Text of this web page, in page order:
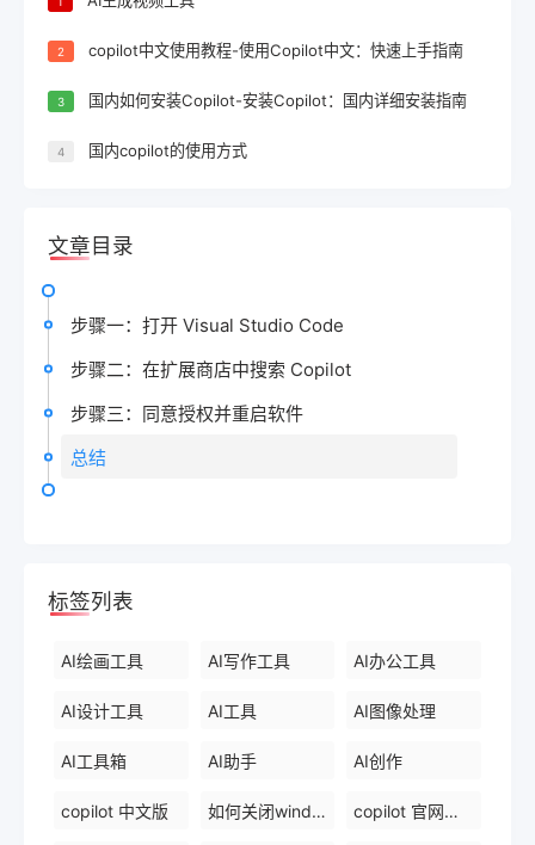
2 copilot中文使用教程-使用Copilot中文：快速上手指南
3 国内如何安装Copilot-安装Copilot：国内详细安装指南
4 国内copilot的使用方式
文章目录
步骤一：打开 Visual Studio Code
步骤二：在扩展商店中搜索 Copilot
步骤三：同意授权并重启软件
总结
标签列表
AI绘画工具 AI写作工具 AI办公工具
AI设计工具 AI工具 AI图像处理
AI工具箱 AI助手 AI创作
copilot 中文版 如何关闭windows 中的 copilot copilot 官网下载